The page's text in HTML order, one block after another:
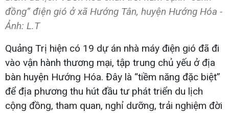
đồng” điện gió ở xã Hướng Tân, huyện Hướng Hóa -
Ảnh: L.T
Quảng Trị hiện có 19 dự án nhà máy điện gió đã đi
vào vận hành thương mại, tập trung chủ yếu ở địa
bàn huyện Hướng Hóa. Đây là “tiềm năng đặc biệt”
để địa phương thu hút đầu tư phát triển du lịch
cộng đồng, tham quan, nghỉ dưỡng, trải nghiệm đời